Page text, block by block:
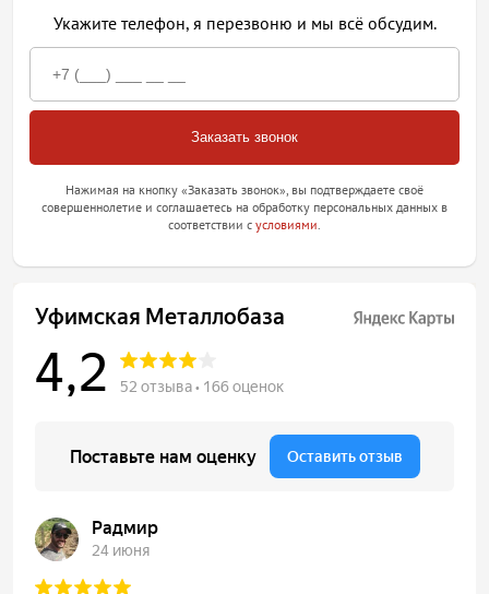
Укажите телефон, я перезвоню и мы всё обсудим.
Нажимая на кнопку «Заказать звонок», вы подтверждаете своё
совершеннолетие и соглашаетесь на обработку персональных данных в
соответствии с условиями.